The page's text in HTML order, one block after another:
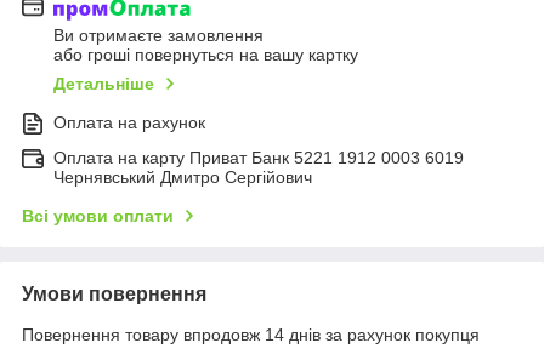
Ви отримаєте замовлення
або гроші повернуться на вашу картку
Детальніше
Оплата на рахунок
Оплата на карту Приват Банк 5221 1912 0003 6019
Чернявський Дмитро Сергійович
Всі умови оплати
Умови повернення
Повернення товару впродовж 14 днів за рахунок покупця